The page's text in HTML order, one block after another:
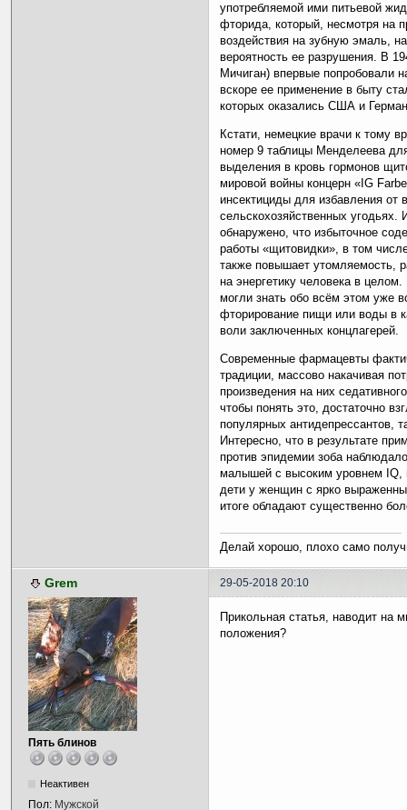
употребляемой ими питьевой
фторида, который, несмотря на
воздействия на зубную эмаль,
вероятность ее разрушения. В
Мичиган) впервые попробовали
вскоре ее применение в быту
которых оказались США и
Кстати, немецкие врачи к тому
номер 9 таблицы Менделеева
выделения в кровь гормонов
мировой войны концерн «IG
инсектициды для избавления от
сельскохозяйственных
обнаружено, что избыточное
работы «щитовидки», в том
также повышает утомляемость,
на энергетику человека в
могли знать обо всём этом уже
фторирование пищи или воды в
воли заключенных концлагерей.
Современные фармацевты
традиции, массово накачивая
произведения на них
чтобы понять это, достаточно
популярных антидепрессантов,
Интересно, что в результате
против эпидемии зоба
малышей с высоким уровнем IQ,
дети у женщин с ярко
итоге обладают существенно
Делай хорошо, плохо само
Grem 29-05-2018 20:10
Пять блинов
Неактивен
Пол: Мужской
Прикольная статья, наводит на
положения?